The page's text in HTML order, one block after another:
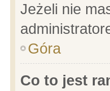
Jeżeli nie
Góra
Co to jest